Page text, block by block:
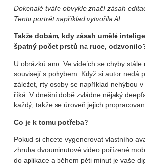
Dokonalé tváře obvykle značí zásah
Tento portrét například vytvořila AI.
Takže dobám, kdy zásah umělé
špatný počet prstů na ruce,
U obrázků ano. Ve videích se chyby stále
souvisejí s pohybem. Když si autor nedá
záležet, rty osoby se například nehýbou
říká. V dnešní době zvládne nějaký
každý, takže se úroveň jejich
Co je k tomu potřeba?
Pokud si chcete vygenerovat vlastního
zhruba dvouminutové video pořízené
do aplikace a během pěti minut je vaše